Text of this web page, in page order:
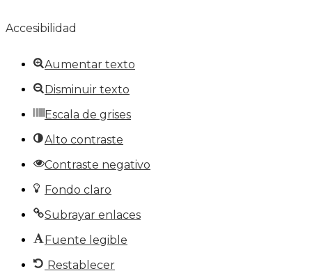
Accesibilidad
Aumentar texto
Disminuir texto
Escala de grises
Alto contraste
Contraste negativo
Fondo claro
Subrayar enlaces
Fuente legible
Restablecer